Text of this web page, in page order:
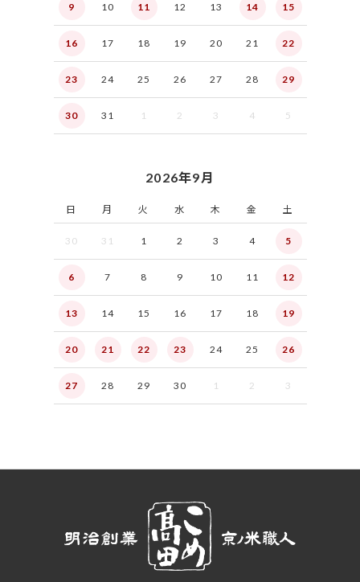
9 10 11 12 13 14 15
16 17 18 19 20 21 22
23 24 25 26 27 28 29
30 31 1 2 3 4 5
2026年9月
日 月 火 水 木 金 土
30 31 1 2 3 4 5
6 7 8 9 10 11 12
13 14 15 16 17 18 19
20 21 22 23 24 25 26
27 28 29 30 1 2 3